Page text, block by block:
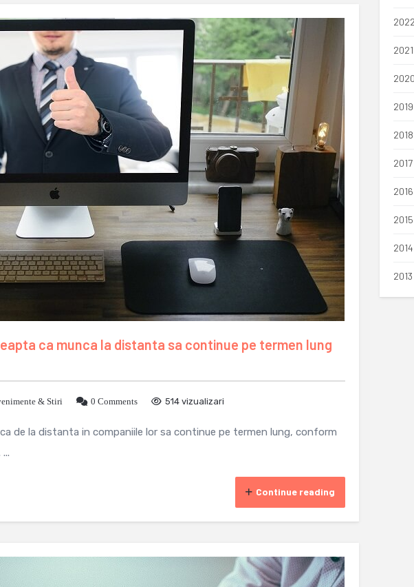
ca munca la distanta sa continue pe termen lung
& Stiri 0 Comments 514 vizualizari
de la distanta in companiile lor sa continue pe termen lung, conform
Continue reading
2022
2021
2020
2019
2018
2017
2016
2015
2014
2013